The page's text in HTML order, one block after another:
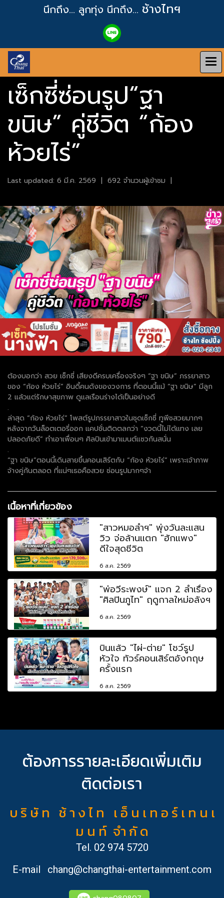
นึกถึง... ลูกทุ่ง นึกถึง... ช้างไทฯ
เซ็กซี่ซ่อนรูป“ฐา
ขนิษ” คู่ชีวิต “ก้อง
ห้วยไร่”
Last updated: 6 มี.ค. 2569 | 692 จำนวนผู้เข้าชม |
ต้องบอกว่า สวย เซ็กซี่ เสียงดีครบเครื่องจริงๆ “ฐา ขนิษ” ภรรยาสาว
ของ “ก้อง ห้วยไร่” อินดี้คนดังของวงการ ที่ตอนนี้แม้ “ฐา ขนิษ” มีลูก
2 แล้วแต่รักษาสุขภาพ ดูแลเรือนร่างได้เป็นอย่างดี
.
ล่าสุด “ก้อง ห้วยไร่” โพสต์รูปภรรยาสาวในชุดเซ็กซี่ ทูพีชสวยมากๆ
หลังจากวันล็อตเตอรี่ออก แคปชั่นติดตลกว่า “งวดนี้ไม่ได้แทง เลย
ปลอดภัยดี” ทำเอาเพื่อนๆ ศิลปินเข้ามาเมนต์แซวกันสนั่น
.
“ฐา ขนิษ”ตอนนี้เดินสายขึ้นคอนเสิร์ตกับ “ก้อง ห้วยไร่” เพราะเจ้าภาพ
จ้างคู่กันตลอด ที่แน่ๆเธอคือสวย ซ่อนรูปมากๆจ้า
เนื้อหาที่เกี่ยวข้อง
"สาวหมอลำฯ" พุ่งวันละแสน
วิว จ่อล้านแตก "ฮักแพง"
ดีใจสุดชีวิต
6 ส.ค. 2569
"พ่อวีระพงษ์" แจก 2 ลำเรื่อง
"ศิลปินภูไท" ฤดูกาลใหม่อลังฯ
6 ส.ค. 2569
บินแล้ว "ไผ่-ต่าย" โชว์รูป
หัวใจ ทัวร์คอนเสิร์ตอังกฤษ
ครั้งแรก
6 ส.ค. 2569
ต้องการรายละเอียดเพิ่มเติม
ติดต่อเรา
บ ริ ษั ท ช้ า ง ไ ท เ อ็ น เ ท อ ร์ เ ท น เ
ม น ท์ จำ กั ด
Tel. 02 974 5720
E-mail
chang@changthai-entertainment.com